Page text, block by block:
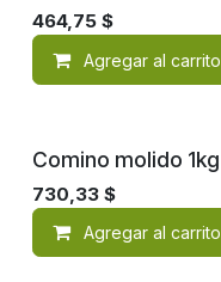
464,75 $
Agregar al carrito
Comino molido 1kg
730,33 $
Agregar al carrito